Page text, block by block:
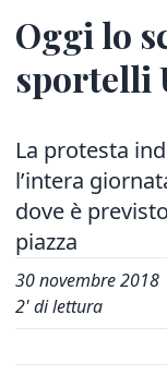
Oggi lo
sportelli
La protesta
l’intera
dove è
piazza
30 novembre 2018
2' di lettura